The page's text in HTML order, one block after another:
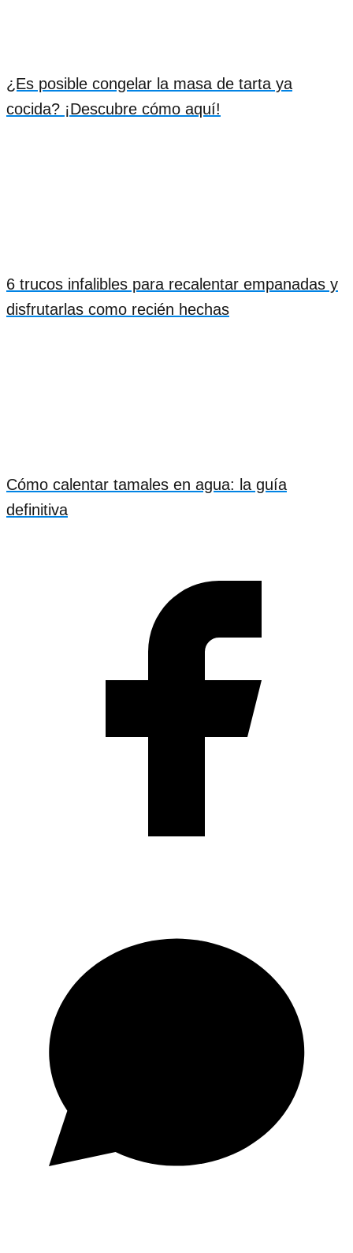
¿Es posible congelar la masa de tarta ya
cocida? ¡Descubre cómo aquí!
6 trucos infalibles para recalentar empanadas y
disfrutarlas como recién hechas
Cómo calentar tamales en agua: la guía
definitiva